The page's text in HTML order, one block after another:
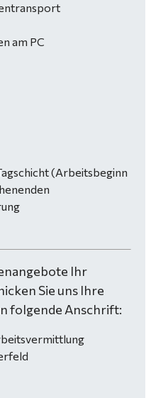
am PC
(Arbeitsbeginn
Ihr
Sie uns Ihre
folgende Anschrift: